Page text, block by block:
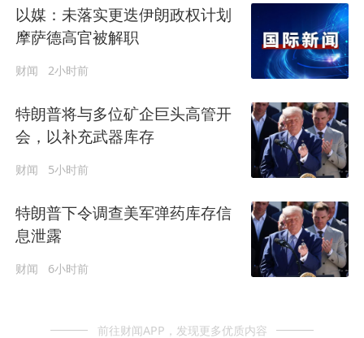
以媒：未落实更迭伊朗政权计划
摩萨德高官被解职
财闻 2小时前
特朗普将与多位矿企巨头高管开
会，以补充武器库存
财闻 5小时前
特朗普下令调查美军弹药库存信
息泄露
财闻 6小时前
前往财闻APP，发现更多优质内容